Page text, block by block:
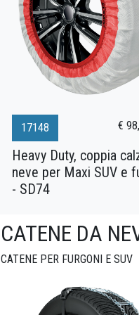
17148 €
Heavy Duty, coppia
neve per Maxi SUV e
- SD74
CATENE DA
CATENE PER FURGONI E SUV